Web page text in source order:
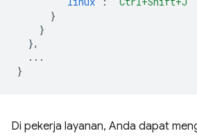
}
}
},
...
}
Di pekerja layanan, Anda dapat